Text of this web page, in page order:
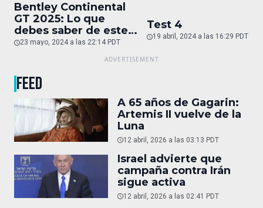
Bentley Continental
GT 2025: Lo que
debes saber de este
auto de superlujo
23 mayo, 2024 a las 22:14 PDT
Test 4
19 abril, 2024 a las 16:29 PDT
FEED
A 65 años de Gagarin:
Artemis II vuelve de la
Luna
12 abril, 2026 a las 03:13 PDT
Israel advierte que
campaña contra Irán
sigue activa
12 abril, 2026 a las 02:41 PDT